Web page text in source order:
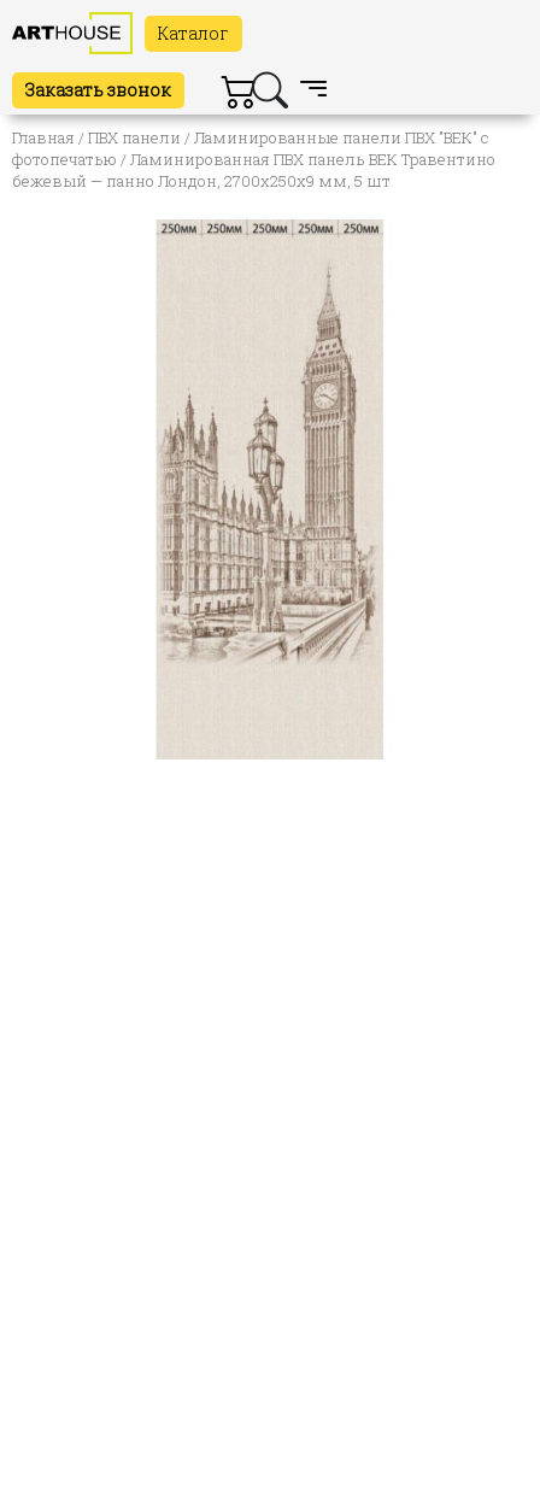
Каталог
Заказать звонок
Главная /ПВХ панели /Ламинированные панели ПВХ "ВЕК" с
фотопечатью / Ламинированная ПВХ панель ВЕК Травентино
бежевый — панно Лондон, 2700х250х9 мм, 5 шт